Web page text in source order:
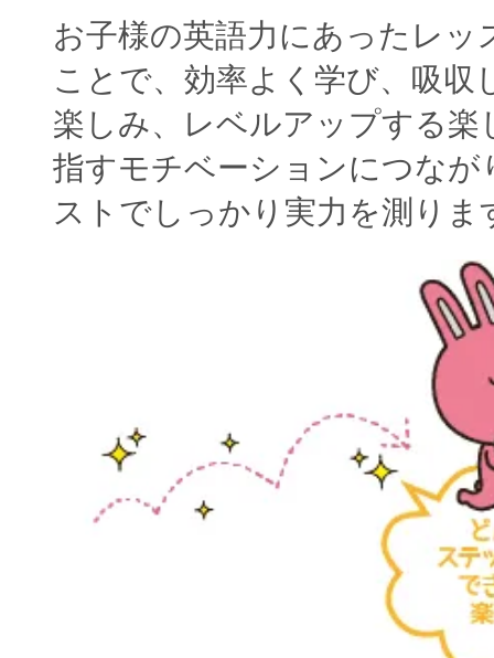
お子様の英語力にあったレッ
ことで、効率よく学び、吸収
楽しみ、レベルアップする楽
指すモチベーションにつなが
ストでしっかり実力を測りま